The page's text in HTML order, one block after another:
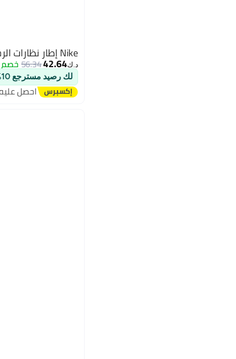
Nike إطار نظارات الرجال نايك NK7018 001 56
د.ك‏42.64
56.34خصم 24%
لك رصيد مسترجع 10%
احصل